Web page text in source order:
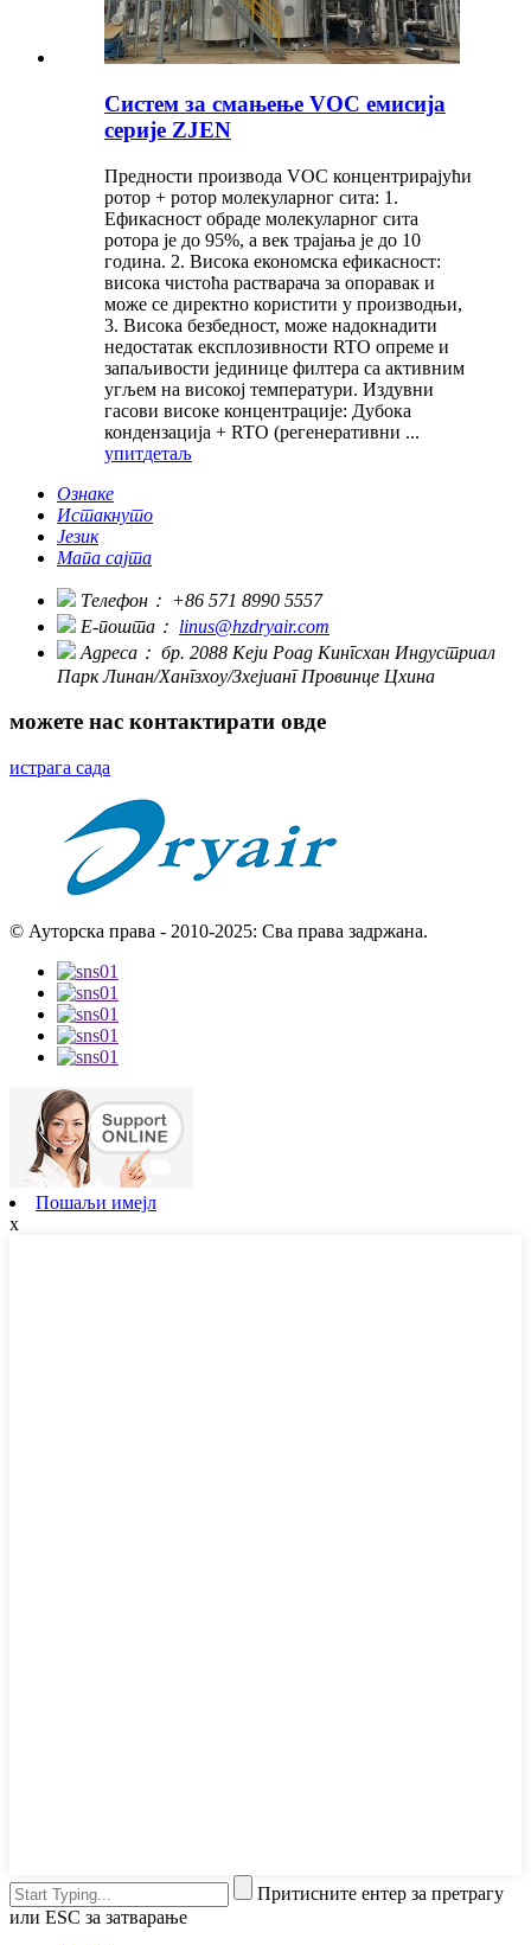
Систем за смањење VOC емисија
серије ZJEN
Предности производа VOC концентрирајући
ротор + ротор молекуларног сита: 1.
Ефикасност обраде молекуларног сита
ротора је до 95%, а век трајања је до 10
година. 2. Висока економска ефикасност:
висока чистоћа растварача за опоравак и
може се директно користити у производњи,
3. Висока безбедност, може надокнадити
недостатак експлозивности RTO опреме и
запаљивости јединице филтера са активним
угљем на високој температури. Издувни
гасови високе концентрације: Дубока
кондензација + RTO (регенеративни ...
упитдетаљ
Ознаке
Истакнуто
Језик
Мапа сајта
Телефон： +86 571 8990 5557
Е-пошта： linus@hzdryair.com
Адреса： бр. 2088 Кеји Роад Кингсхан Индустриал
Парк Линан/Хангзхоу/Зхејианг Провинце Цхина
можете нас контактирати овде
истрага сада
© Ауторска права - 2010-2025: Сва права задржана.
Пошаљи имејл
x
Притисните ентер за претрагу
или ESC за затварање